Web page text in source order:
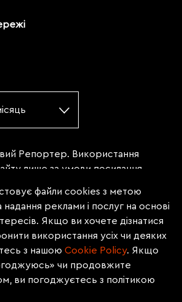
Репортер. Використання
лише за умови посилання
не нижче третього
щодо яких міститься
повну републікацію
відтворення або
заборонено
без згоди редакції.
PROMOTED, ЗА
файли cookies з метою
надання реклами і послуг на основі
Якщо ви хочете дізнатися
використання усіх чи деяких
з нашою Сookie Policy. Якщо
чи продовжите
ви погоджуєтесь з політикою